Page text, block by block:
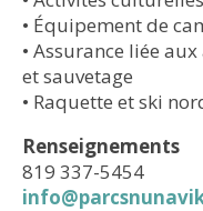
•​ Équipement de
•​ Assurance liée
et sauvetage
•​ ​Raquette et ski
Renseignements
819 337-5454